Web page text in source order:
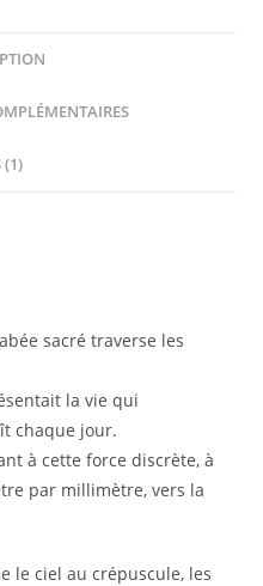
(1)
sacré traverse les
la vie qui
chaque jour.
à cette force discrète, à
par millimètre, vers la
le ciel au crépuscule, les